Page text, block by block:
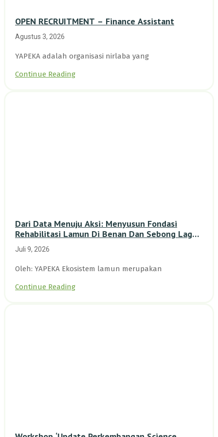
OPEN RECRUITMENT – Finance Assistant
Agustus 3, 2026
YAPEKA adalah organisasi nirlaba yang
Continue Reading
Dari Data Menuju Aksi: Menyusun Fondasi
Rehabilitasi Lamun Di Benan Dan Sebong Lagoi,
Kepulauan Riau
Juli 9, 2026
Oleh: YAPEKA Ekosistem lamun merupakan
Continue Reading